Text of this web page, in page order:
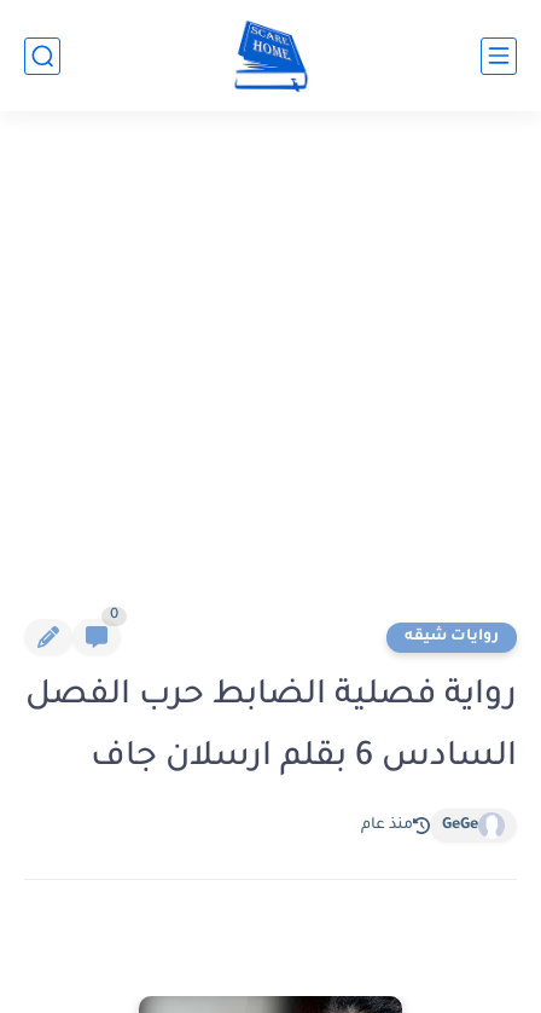
روايات شيقه
0
رواية فصلية الضابط حرب الفصل
السادس 6 بقلم ارسلان جاف
GeGe منذ عام